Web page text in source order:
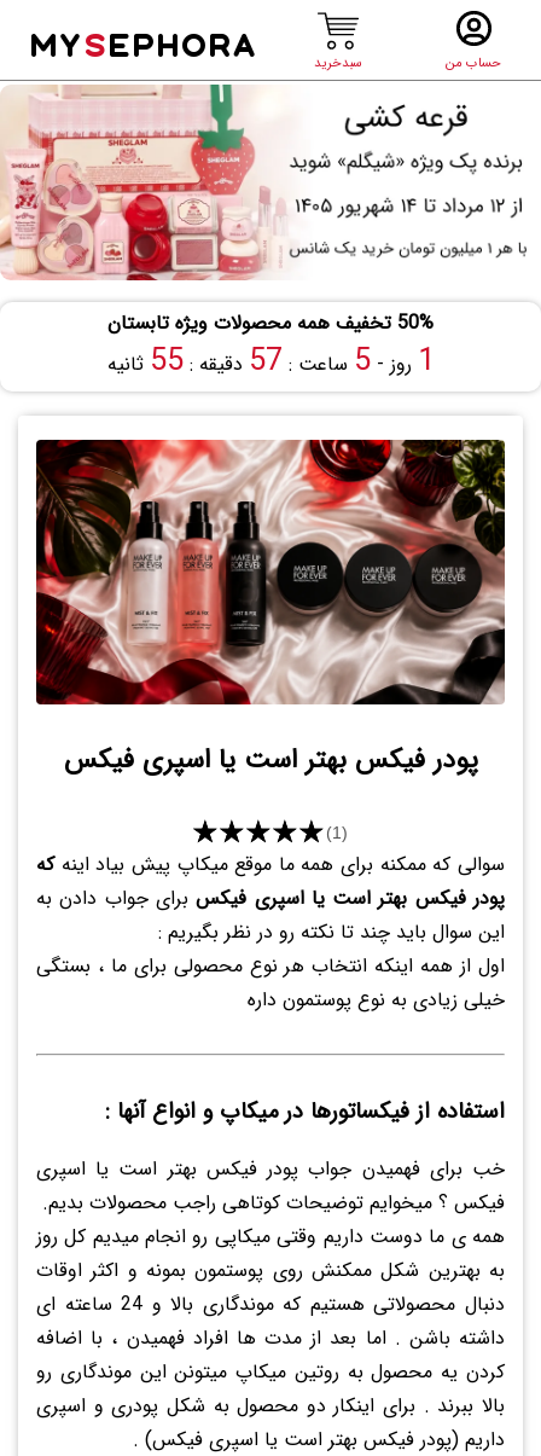
حساب من سبدخرید
MYSEPHORA
50% تخفیف همه محصولات ویژه تابستان
1 روز -5 ساعت : 57 دقیقه :54 ثانیه
پودر فیکس بهتر است یا اسپری فیکس
★★★★★(1)
سوالی که ممکنه برای همه ما موقع میکاپ پیش بیاد اینهکه
پودر فیکس بهتر است یا اسپری فیکس برای جواب دادن به
این سوال باید چند تا نکته رو در نظر بگیریم :
اول از همه اینکه انتخاب هر نوع محصولی برای ما ، بستگی
خیلی زیادی به نوع پوستمون داره
استفاده از فیکساتورها در میکاپ و انواع آنها :
خب برای فهمیدن جواب پودر فیکس بهتر است یا اسپری
فیکس ؟ میخوایم توضیحات کوتاهی راجب محصولات بدیم.
همه ی ما دوست داریم وقتی میکاپی رو انجام میدیم کل روز
به بهترین شکل ممکنش روی پوستمون بمونه و اکثر اوقات
دنبال محصولاتی هستیم که موندگاری بالا و 24 ساعته ای
داشته باشن . اما بعد از مدت ها افراد فهمیدن ، با اضافه
کردن یه محصول به روتین میکاپ میتونن این موندگاری رو
بالا ببرند . برای اینکار دو محصول به شکل پودری و اسپری
داریم (پودر فیکس بهتر است یا اسپری فیکس) .